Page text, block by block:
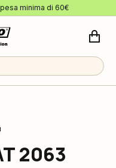
minima di 60€
2063